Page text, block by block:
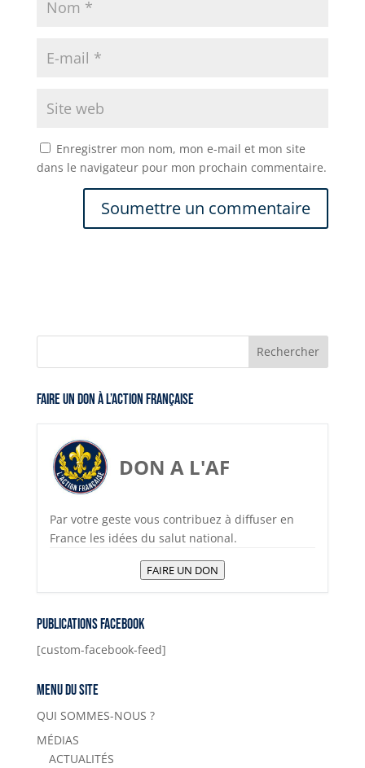
Enregistrer mon nom, mon e-mail et mon site
dans le navigateur pour mon prochain commentaire.
Faire un don à l’Action Française
DON A L'AF
Par votre geste vous contribuez à diffuser en
France les idées du salut national.
FAIRE UN DON
Publications Facebook
[custom-facebook-feed]
Menu du site
QUI SOMMES-NOUS ?
MÉDIAS
ACTUALITÉS